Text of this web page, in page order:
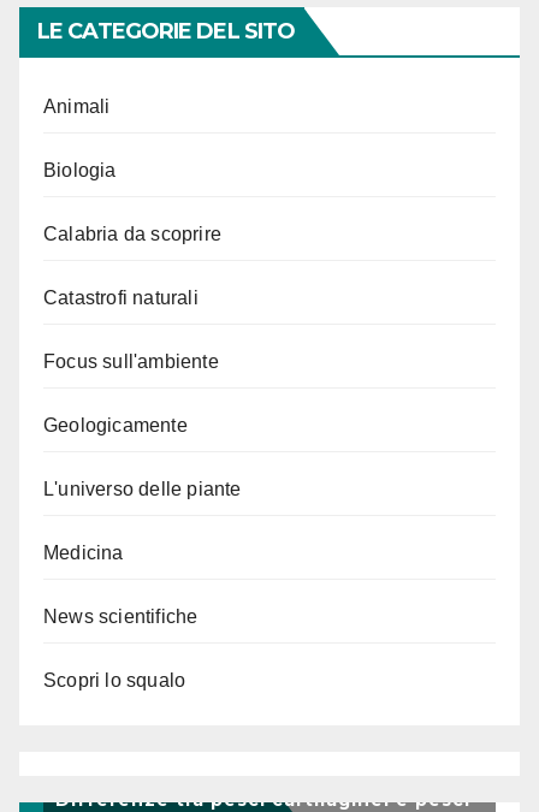
LE CATEGORIE DEL SITO
Animali
Biologia
Calabria da scoprire
Catastrofi naturali
Focus sull'ambiente
Geologicamente
L'universo delle piante
Medicina
News scientifiche
Scopri lo squalo
Differenze tra pesci cartilaginei e pesci